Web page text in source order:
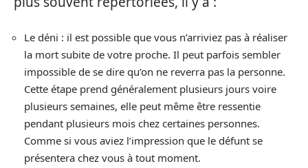
Le déni : il est possible que vous n’arriviez pas à réaliser
la mort subite de votre proche. Il peut parfois sembler
impossible de se dire qu’on ne reverra pas la personne.
Cette étape prend généralement plusieurs jours voire
plusieurs semaines, elle peut même être ressentie
pendant plusieurs mois chez certaines personnes.
Comme si vous aviez l’impression que le défunt se
présentera chez vous à tout moment.